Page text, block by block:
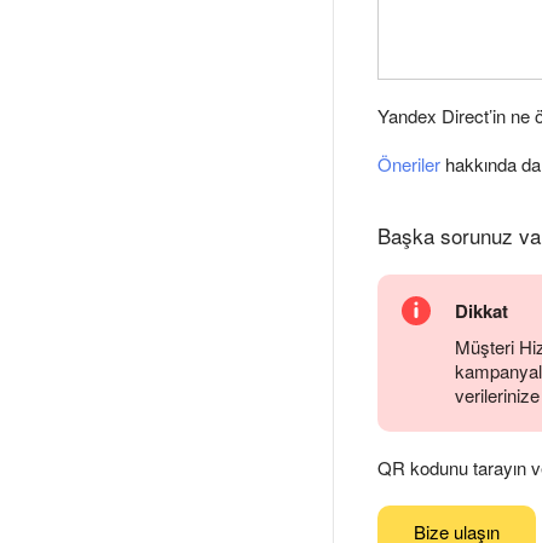
Yandex Direct’in
Öneriler hakkında
Başka sorunuz
Dikkat
Müşteri
QR kodunu tarayın
Bize ulaşın